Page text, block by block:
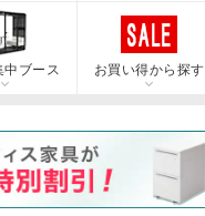
ブース
お買い得から探す